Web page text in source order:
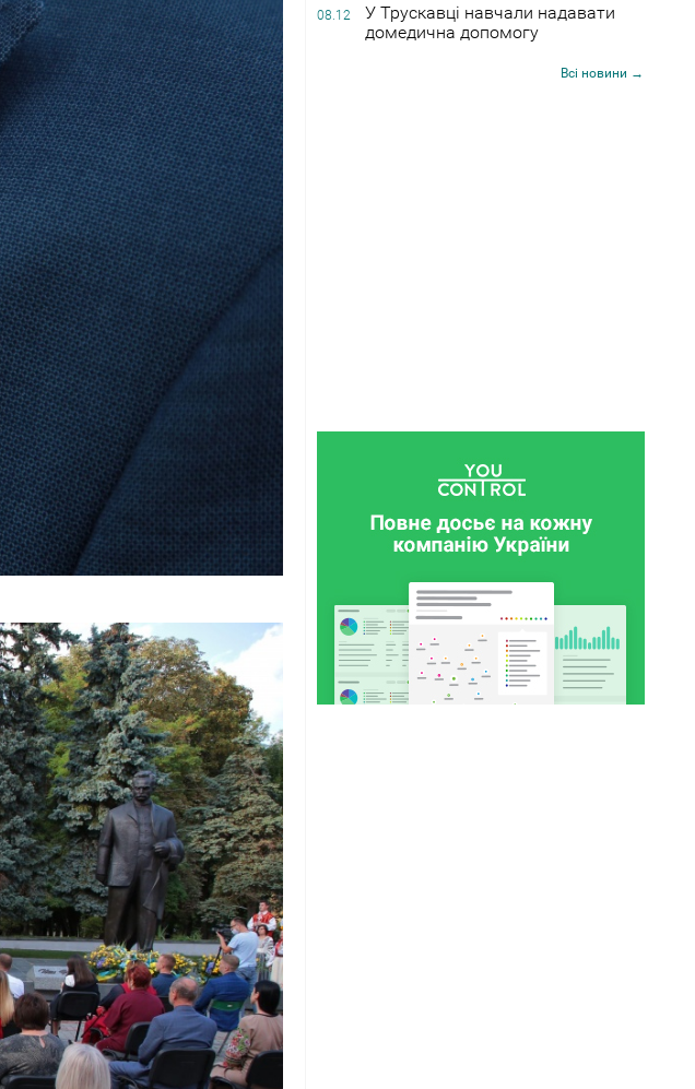
08.12
У Трускавці навчали надавати
домедична допомогу
Всі новини →